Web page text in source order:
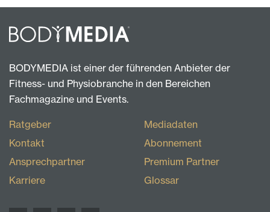
BODYMEDIA ist einer der führenden Anbieter der
Fitness- und Physiobranche in den Bereichen
Fachmagazine und Events.
Ratgeber
Kontakt
Ansprechpartner
Karriere
Mediadaten
Abonnement
Premium Partner
Glossar